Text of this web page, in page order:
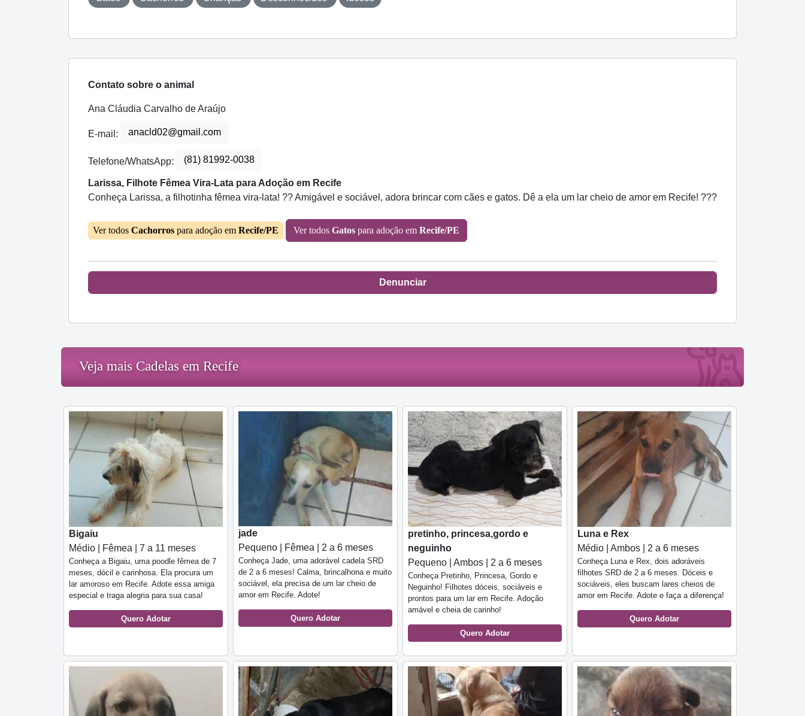
Contato sobre o animal
Ana Cláudia Carvalho de Araújo
E-mail: anacld02@gmail.com
Telefone/WhatsApp: (81) 81992-0038
Larissa, Filhote Fêmea Vira-Lata para Adoção em Recife
Conheça Larissa, a filhotinha fêmea vira-lata! ?? Amigável e sociável, adora brincar com cães e gatos. Dê a ela um lar cheio de amor em Recife! ???
Ver todos Cachorros para adoção em Recife/PE Ver todos Gatos para adoção em Recife/PE
Denunciar
Veja mais Cadelas em Recife
Bigaiu
Médio | Fêmea | 7 a 11 meses
Conheça a Bigaiu, uma poodle fêmea de 7
meses, dócil e carinhosa. Ela procura um
lar amoroso em Recife. Adote essa amiga
especial e traga alegria para sua casa!
Quero Adotar
jade
Pequeno | Fêmea | 2 a 6 meses
Conheça Jade, uma adorável cadela SRD
de 2 a 6 meses! Calma, brincalhona e muito
sociável, ela precisa de um lar cheio de
amor em Recife. Adote!
Quero Adotar
pretinho, princesa,gordo e
neguinho
Pequeno | Ambos | 2 a 6 meses
Conheça Pretinho, Princesa, Gordo e
Neguinho! Filhotes dóceis, sociáveis e
prontos para um lar em Recife. Adoção
amável e cheia de carinho!
Quero Adotar
Luna e Rex
Médio | Ambos | 2 a 6 meses
Conheça Luna e Rex, dois adoráveis
filhotes SRD de 2 a 6 meses. Dóceis e
sociáveis, eles buscam lares cheios de
amor em Recife. Adote e faça a diferença!
Quero Adotar